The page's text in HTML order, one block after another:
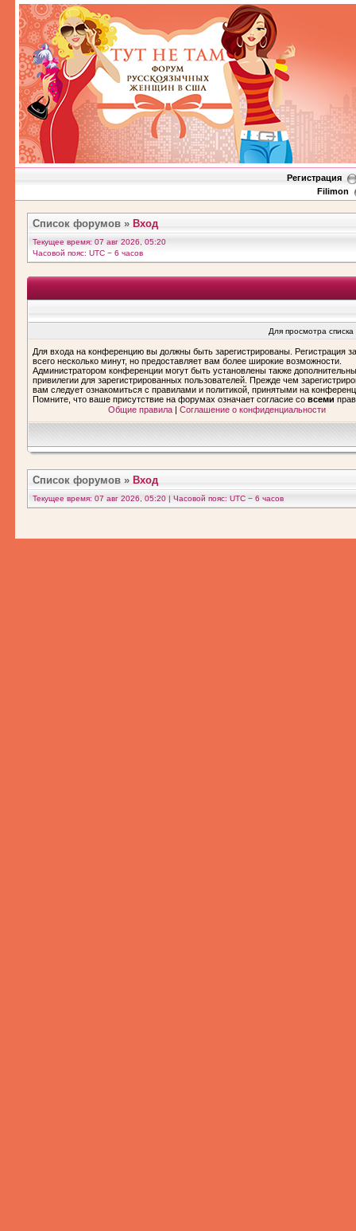
Регистрация
Filimon
Список форумов » Вход
Текущее время: 07 авг 2026, 05:20
Часовой пояс: UTC − 6 часов
Для просмотра
Для входа на конференцию вы должны быть зарегистрированы. Регистрация
всего несколько минут, но предоставляет вам более широкие возможности.
Администратором конференции могут быть установлены также
привилегии для зарегистрированных пользователей. Прежде чем
вам следует ознакомиться с правилами и политикой, принятыми на
Помните, что ваше присутствие на форумах означает согласие со всеми
Общие правила| Соглашение о конфиденциальности
Список форумов » Вход
Текущее время: 07 авг 2026, 05:20 | Часовой пояс: UTC − 6 часов